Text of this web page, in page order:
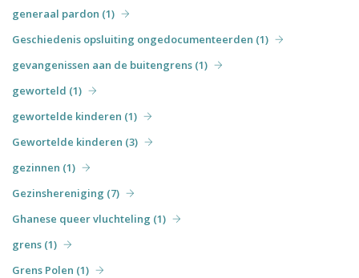
generaal pardon (1)
Geschiedenis opsluiting ongedocumenteerden (1)
gevangenissen aan de buitengrens (1)
geworteld (1)
gewortelde kinderen (1)
Gewortelde kinderen (3)
gezinnen (1)
Gezinshereniging (7)
Ghanese queer vluchteling (1)
grens (1)
Grens Polen (1)